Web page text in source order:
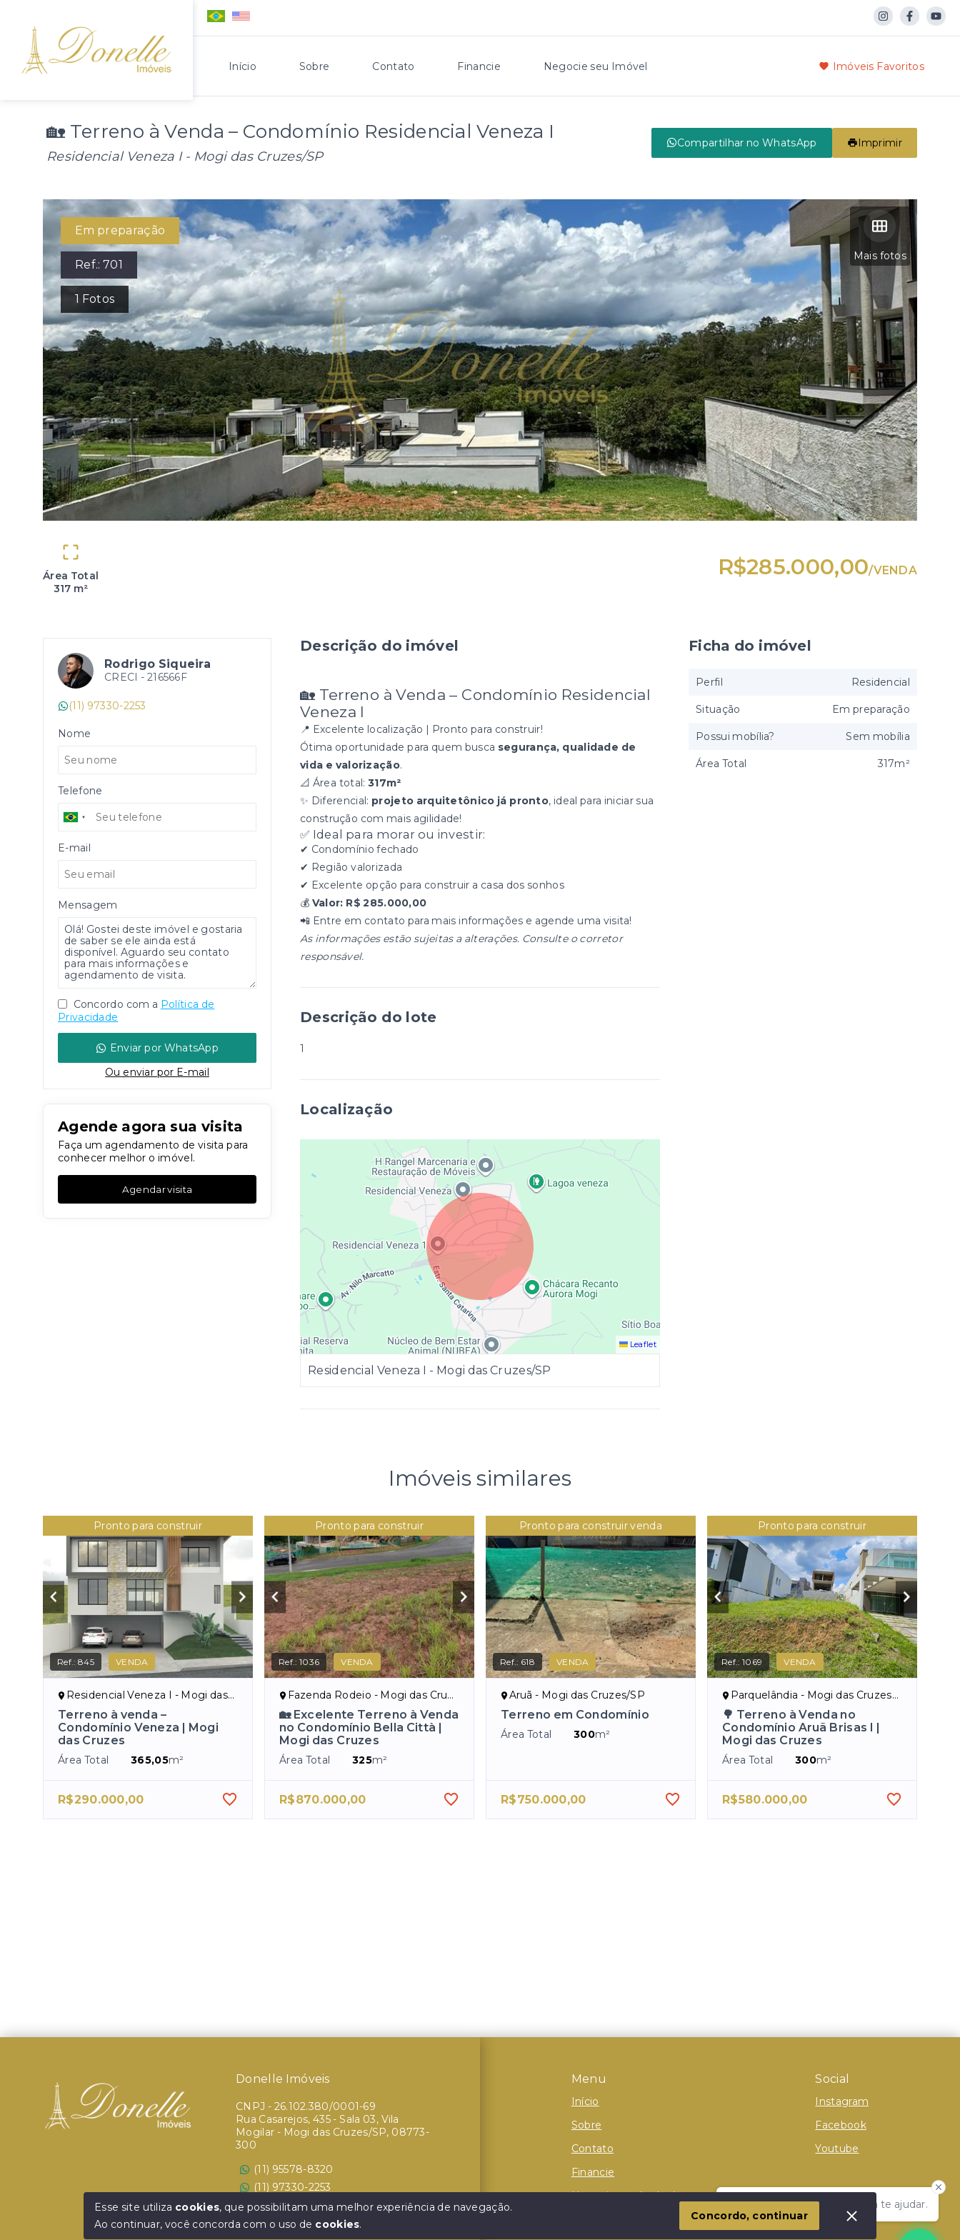
Início Sobre Contato Financie Negocie seu Imóvel Imóveis Favoritos
🏡 Terreno à Venda – Condomínio Residencial Veneza I
Residencial Veneza I - Mogi das Cruzes/SP
Compartilhar no WhatsApp Imprimir
Mais fotos
Em preparação
Ref.:701
1 Fotos
Área Total
317 m²
R$285.000,00/VENDA
Rodrigo Siqueira
CRECI - 216566F
(11) 97330-2253
Nome
Telefone
E-mail
Mensagem
Concordo com a Política de
Privacidade
Enviar por WhatsApp
Ou enviar por E-mail
Agende agora sua visita
Faça um agendamento de visita para
conhecer melhor o imóvel.
Agendar visita
Descrição do imóvel
🏡 Terreno à Venda – Condomínio Residencial
Veneza I
📍 Excelente localização | Pronto para construir!
Ótima oportunidade para quem busca segurança, qualidade de
vida e valorização.
📐 Área total: 317m²
✨ Diferencial: projeto arquitetônico já pronto, ideal para iniciar sua
construção com mais agilidade!
✅ Ideal para morar ou investir:
✔ Condomínio fechado
✔ Região valorizada
✔ Excelente opção para construir a casa dos sonhos
💰 Valor: R$ 285.000,00
📲 Entre em contato para mais informações e agende uma visita!
As informações estão sujeitas a alterações. Consulte o corretor
responsável.
Descrição do lote
1
Localização
Leaflet
Residencial Veneza I - Mogi das Cruzes/SP
Ficha do imóvel
Perfil Residencial
Situação Em preparação
Possui mobília? Sem mobília
Área Total 317m²
Imóveis similares
Pronto para construir
Ref.:845 VENDA
Residencial Veneza I - Mogi das Cruzes/SP
Terreno à venda –
Condomínio Veneza | Mogi
das Cruzes
Área Total 365,05m²
R$290.000,00
Pronto para construir
Ref.:1036 VENDA
Fazenda Rodeio - Mogi das Cruzes/SP
🏡 Excelente Terreno à Venda
no Condomínio Bella Città |
Mogi das Cruzes
Área Total 325m²
R$870.000,00
Pronto para construir venda
Ref.: 618 VENDA
Aruã - Mogi das Cruzes/SP
Terreno em Condomínio
Área Total 300m²
R$750.000,00
Pronto para construir
Ref.:1069 VENDA
Parquelândia - Mogi das Cruzes/SP
🌳 Terreno à Venda no
Condomínio Aruã Brisas I |
Mogi das Cruzes
Área Total 300m²
R$580.000,00
Olá! Estamos disponíveis para te ajudar.
Menu
Início
Sobre
Contato
Financie
Negocie seu Imóvel
Social
Instagram
Facebook
Youtube
Donelle Imóveis
CNPJ - 26.102.380/0001-69
Rua Casarejos, 435 - Sala 03, Vila
Mogilar - Mogi das Cruzes/SP, 08773-
300
(11) 95578-8320
(11) 97330-2253
Ver e-mail
Esse site utiliza cookies, que possibilitam uma melhor experiência de navegação.
Ao continuar, você concorda com o uso de cookies.
Concordo, continuar